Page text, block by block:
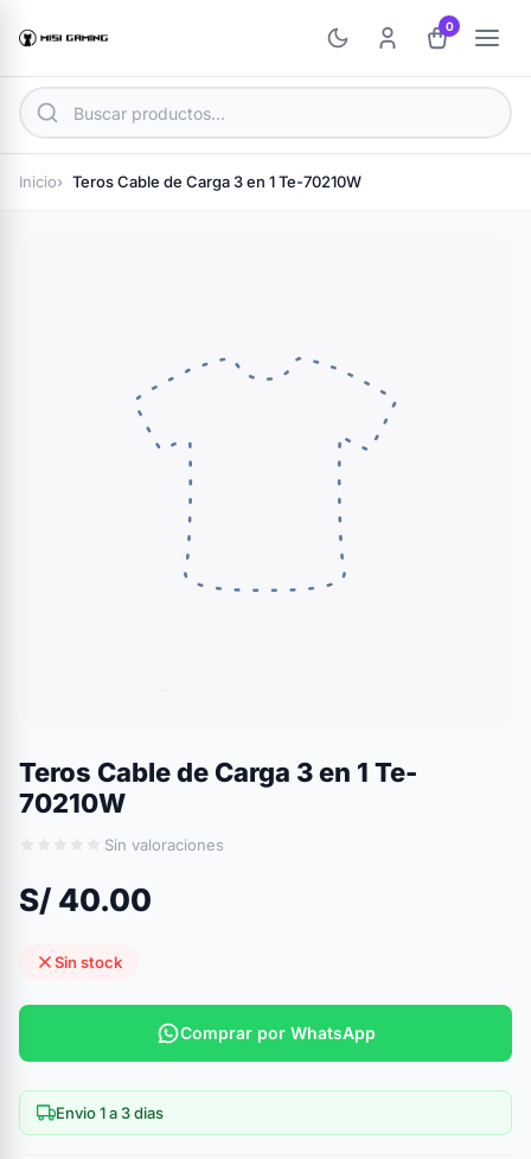
0
Inicio Teros Cable de Carga 3 en 1 Te-70210W
Teros Cable de Carga 3 en 1 Te-
70210W
Sin valoraciones
S/ 40.00
Sin stock
Comprar por WhatsApp
Envio 1 a 3 dias